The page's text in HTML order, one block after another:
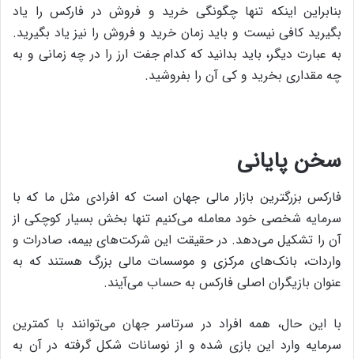
بنابراین اینکه تنها چگونگی خرید و فروش در فارکس را یاد
بگیرید کافی نیست و باید زمان خرید و فروش را نیز یاد بگیرید.
به عبارت دیگر، باید بدانید که کدام جفت ارز را در چه زمانی و به
چه مقداری بخرید و کی آن را بفروشید.
سخن پایانی
فارکس بزرگترین بازار مالی جهان است که افرادی مثل ما که با
سرمایه شخصی خود معامله می‌کنیم تنها بخش بسیار کوچکی از
آن را تشکیل می‌دهد. در حقیقت این شرکت‌های بیمه، صادرات و
واردات، بانک‌های مرکزی و موسسات مالی بزرگ هستند که به
عنوان بازیگران اصلی فارکس به حساب می‌آیند.
با این حال، همه افراد در سرتاسر جهان می‌توانند با کمترین
سرمایه وارد این بازی شده و از نوسانات شکل گرفته در آن به